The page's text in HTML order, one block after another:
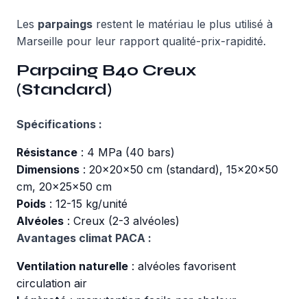
Les parpaings restent le matériau le plus utilisé à
Marseille pour leur rapport qualité-prix-rapidité.
Parpaing B40 Creux
(Standard)
Spécifications :
Résistance : 4 MPa (40 bars)
Dimensions : 20x20x50 cm (standard), 15x20x50
cm, 20x25x50 cm
Poids : 12-15 kg/unité
Alvéoles : Creux (2-3 alvéoles)
Avantages climat PACA :
Ventilation naturelle : alvéoles favorisent
circulation air